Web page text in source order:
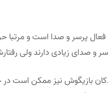
پرسر و صدا است و
و صدای زیادی دارند ولی
بازیگوش نیز ممکن است در